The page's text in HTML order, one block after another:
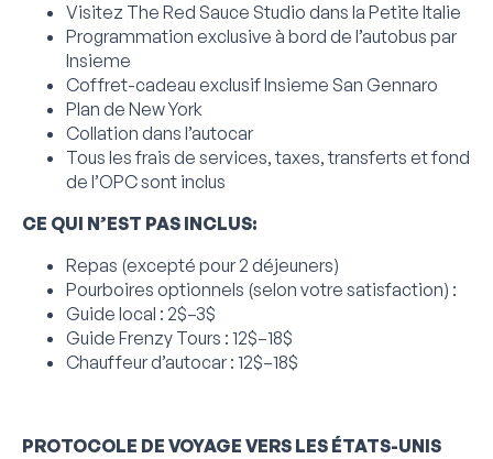
Visitez The Red Sauce Studio dans la Petite Italie
Programmation exclusive à bord de l’autobus par
Insieme
Coffret-cadeau exclusif Insieme San Gennaro
Plan de New York
Collation dans l’autocar
Tous les frais de services, taxes, transferts et fond
de l’OPC sont inclus
CE QUI N’EST PAS INCLUS:
Repas (excepté pour 2 déjeuners)
Pourboires optionnels (selon votre satisfaction) :
Guide local : 2$–3$
Guide Frenzy Tours : 12$–18$
Chauffeur d’autocar : 12$–18$
PROTOCOLE DE VOYAGE VERS LES ÉTATS-UNIS